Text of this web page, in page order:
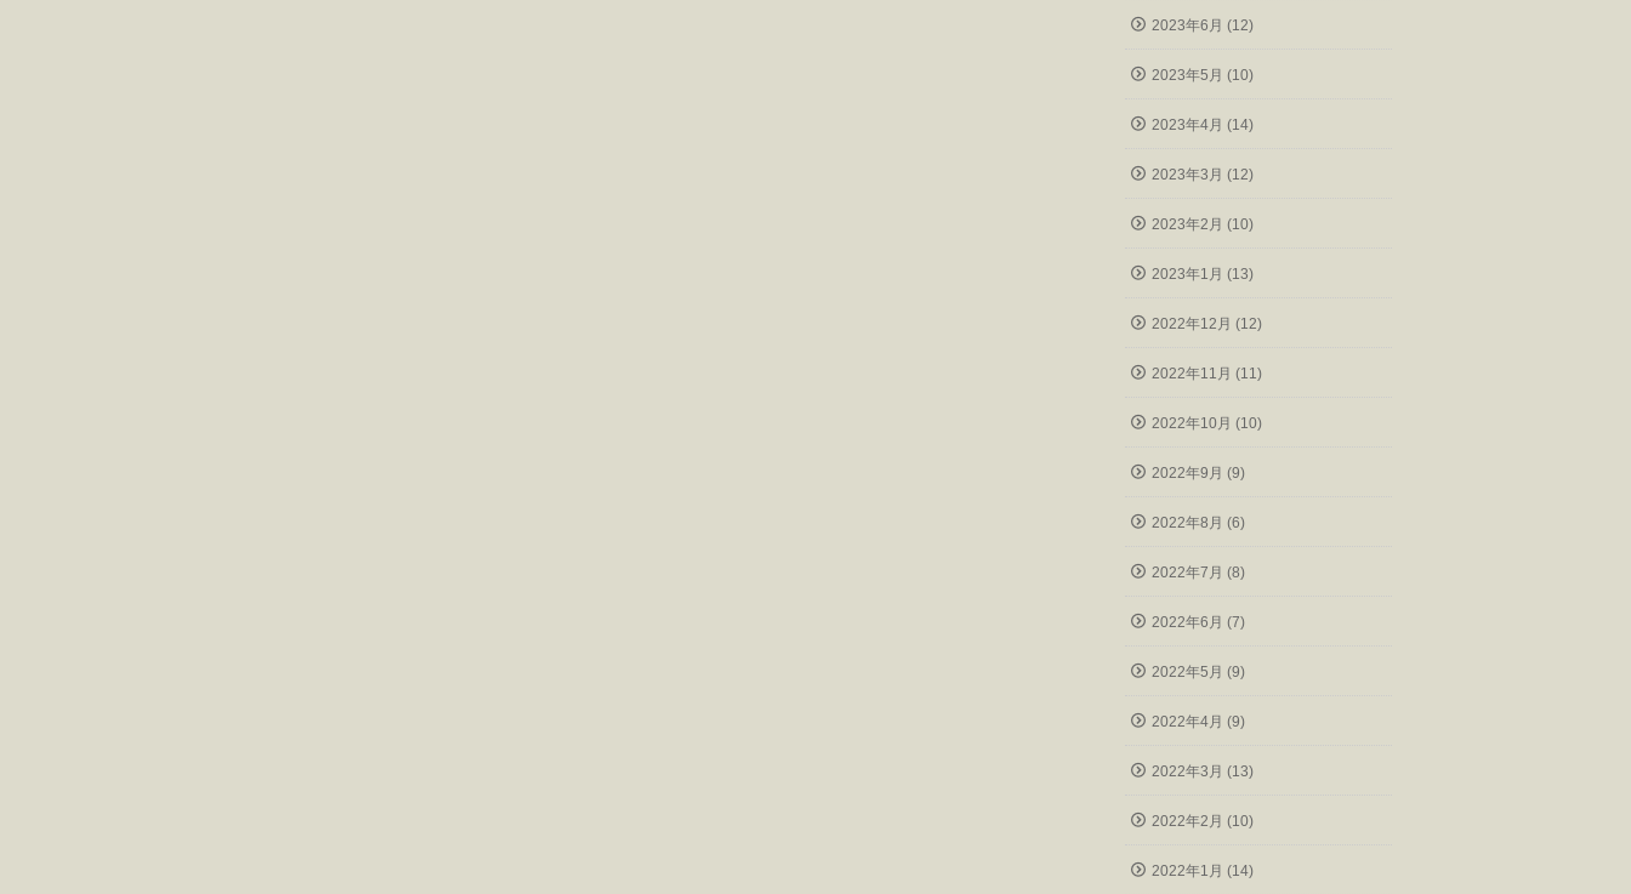
2023年6月 (12)
2023年5月 (10)
2023年4月 (14)
2023年3月 (12)
2023年2月 (10)
2023年1月 (13)
2022年12月 (12)
2022年11月 (11)
2022年10月 (10)
2022年9月 (9)
2022年8月 (6)
2022年7月 (8)
2022年6月 (7)
2022年5月 (9)
2022年4月 (9)
2022年3月 (13)
2022年2月 (10)
2022年1月 (14)